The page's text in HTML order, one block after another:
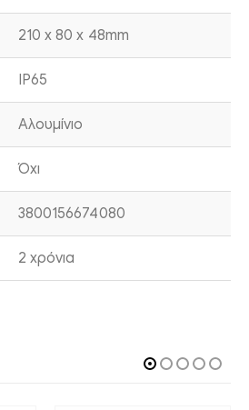
210 x 80 x 48mm
IP65
Αλουμίνιο
Όχι
3800156674080
2 χρόνια